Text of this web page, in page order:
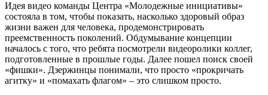
Идея видео команды Центра «Молодежные инициативы»
состояла в том, чтобы показать, насколько здоровый образ
жизни важен для человека, продемонстрировать
преемственность поколений. Обдумывание концепции
началось с того, что ребята посмотрели видеоролики коллег,
подготовленные в прошлые годы. Далее пошел поиск своей
«фишки». Дзержинцы понимали, что просто «прокричать
агитку» и «помахать флагом» – это слишком просто.